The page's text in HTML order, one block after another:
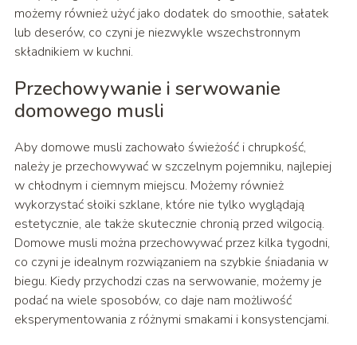
możemy również użyć jako dodatek do smoothie, sałatek
lub deserów, co czyni je niezwykle wszechstronnym
składnikiem w kuchni.
Przechowywanie i serwowanie
domowego musli
Aby domowe musli zachowało świeżość i chrupkość,
należy je przechowywać w szczelnym pojemniku, najlepiej
w chłodnym i ciemnym miejscu. Możemy również
wykorzystać słoiki szklane, które nie tylko wyglądają
estetycznie, ale także skutecznie chronią przed wilgocią.
Domowe musli można przechowywać przez kilka tygodni,
co czyni je idealnym rozwiązaniem na szybkie śniadania w
biegu. Kiedy przychodzi czas na serwowanie, możemy je
podać na wiele sposobów, co daje nam możliwość
eksperymentowania z różnymi smakami i konsystencjami.